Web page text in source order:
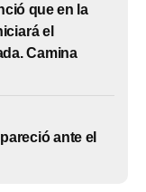
que en la
el
Camina
ante el